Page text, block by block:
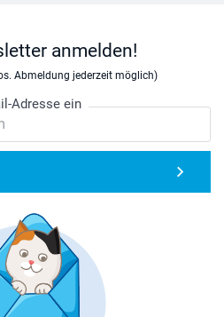
anmelden!
Abmeldung jederzeit möglich)
Adresse ein